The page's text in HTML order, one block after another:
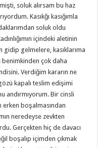
soluk alırsam bu haz
Kasıkğı kasığımla
soluk oldu
içindeki aletinin
gidip gelmelere, kasıklarıma
benimkinden çok daha
Verdiğim kararın ne
kapalı teslim edişimi
andırmıyorum. Bir cinsli
boşalmasından
neredeyse zevkten
Gerçekten hiç de davacı
boşalıp içimden çıkmak